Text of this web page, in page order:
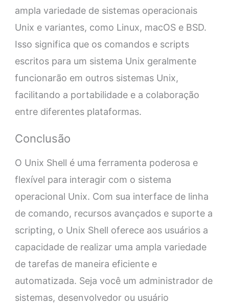
ampla variedade de sistemas operacionais
Unix e variantes, como Linux, macOS e BSD.
Isso significa que os comandos e scripts
escritos para um sistema Unix geralmente
funcionarão em outros sistemas Unix,
facilitando a portabilidade e a colaboração
entre diferentes plataformas.
Conclusão
O Unix Shell é uma ferramenta poderosa e
flexível para interagir com o sistema
operacional Unix. Com sua interface de linha
de comando, recursos avançados e suporte a
scripting, o Unix Shell oferece aos usuários a
capacidade de realizar uma ampla variedade
de tarefas de maneira eficiente e
automatizada. Seja você um administrador de
sistemas, desenvolvedor ou usuário